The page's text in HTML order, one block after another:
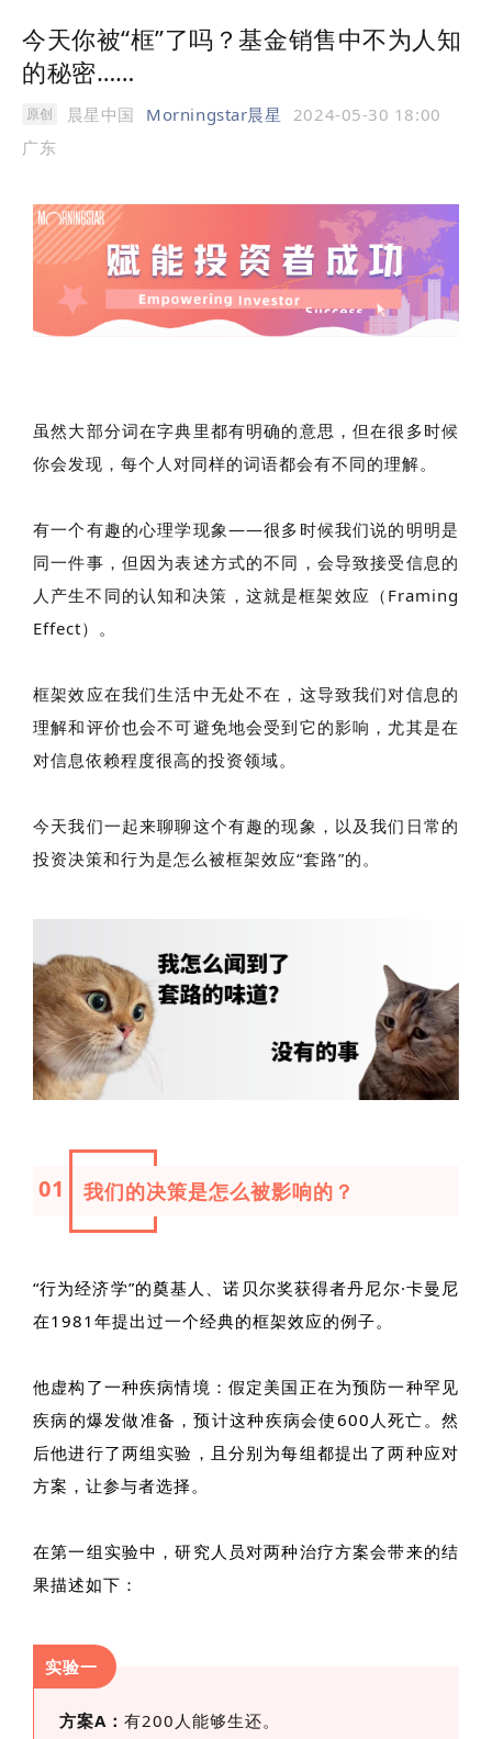
今天你被“框”了吗？基金销售中不为人知
的秘密……
原创 晨星中国 Morningstar晨星
2024-05-30 18:00
广东
虽然大部分词在字典里都有明确的意思，但在很多时候
你会发现，每个人对同样的词语都会有不同的理解。
有一个有趣的心理学现象——很多时候我们说的明明是
同一件事，但因为表述方式的不同，会导致接受信息的
人产生不同的认知和决策，这就是框架效应（Framing
Effect）。
框架效应在我们生活中无处不在，这导致我们对信息的
理解和评价也会不可避免地会受到它的影响，尤其是在
对信息依赖程度很高的投资领域。
今天我们一起来聊聊这个有趣的现象，以及我们日常的
投资决策和行为是怎么被框架效应“套路”的。
01 我们的决策是怎么被影响的？
“行为经济学”的奠基人、诺贝尔奖获得者丹尼尔·卡曼尼
在1981年提出过一个经典的框架效应的例子。
他虚构了一种疾病情境：假定美国正在为预防一种罕见
疾病的爆发做准备，预计这种疾病会使600人死亡。然
后他进行了两组实验，且分别为每组都提出了两种应对
方案，让参与者选择。
在第一组实验中，研究人员对两种治疗方案会带来的结
果描述如下：
实验一
方案A： 有200人能够生还。